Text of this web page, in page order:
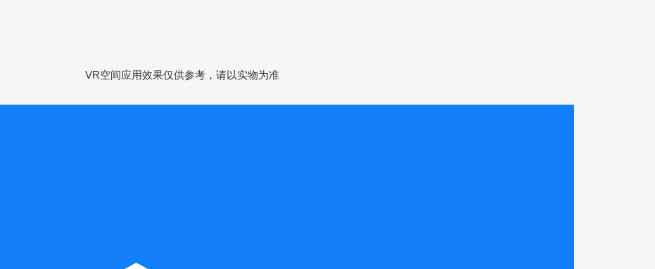
VR空间应用效果仅供参考，请以实物为准